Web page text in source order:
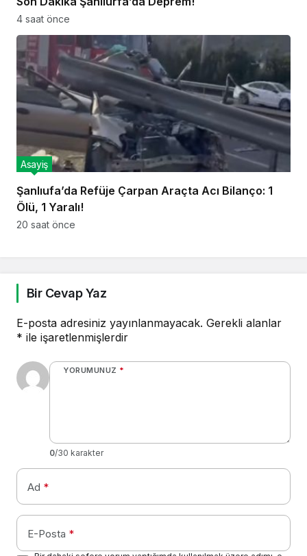
4 saat önce
Şanlıufa’da Refüje Çarpan Araçta Acı Bilanço: 1
Ölü, 1 Yaralı!
Asayiş
20 saat önce
Bir Cevap Yaz
E-posta adresiniz yayınlanmayacak. Gerekli alanlar
* ile işaretlenmişlerdir
YORUMUNUZ *
0/30 karakter
Ad *
E-Posta *